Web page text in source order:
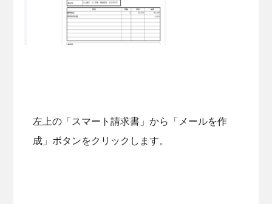
左上の「スマート請求書」から「メールを作
成」ボタンをクリックします。